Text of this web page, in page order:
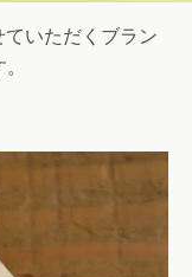
いただくブラン